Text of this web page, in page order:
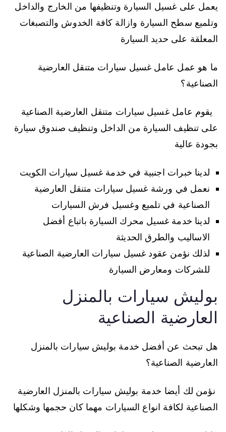
يعمل على غسيل السيارة وتنظيفها من الخارج والداخل
وتلميع سطح السيارة وازالة كافة الخدوش والتصبغات
المعلقة على حديد السيارة
ما هو عمل عامل غسيل سيارات متنقل العارضية
الصناعية؟
يقوم عامل غسيل سيارات متنقل العارضية الصناعية
على تنظيف السيارة من الداخل وتنظيف صندوق سيارة
بجودة عالية
لدينا خبرات اجنبية في خدمة غسيل سيارات الكويت
نعمل في ورشة غسيل سيارات متنقل العارضية
الصناعية في تلميع وغسيل فرش السيارات
لدينا خدمة غسيل محرك السيارة باتباع أفضل
الاساليب والطرق الحديثة
لذلك نؤمن عقود غسيل سيارات العارضية الصناعية
للشركات ومعارض السيارة
بوليش سيارات بالمنزل
العارضية الصناعية
هل تبحث عن أفضل خدمة بوليش سيارات بالمنزل
العارضية الصناعية؟
نؤمن لك أيضا خدمة بوليش سيارات بالمنزل العارضية
الصناعية لكافة انواع السيارات مهما كان حجمها وشكلها